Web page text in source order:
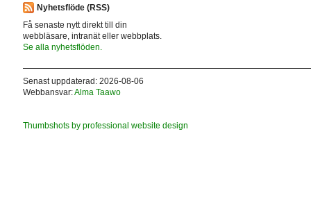
Nyhetsflöde (RSS)
Få senaste nytt direkt till din
webbläsare, intranät eller webbplats.
Se alla nyhetsflöden.
Senast uppdaterad: 2026-08-06
Webbansvar:Alma Taawo
Thumbshots by professional website design